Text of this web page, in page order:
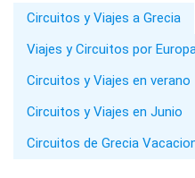
Circuitos y Viajes a Grecia
Viajes y Circuitos por
Circuitos y Viajes en verano
Circuitos y Viajes en Junio
Circuitos de Grecia